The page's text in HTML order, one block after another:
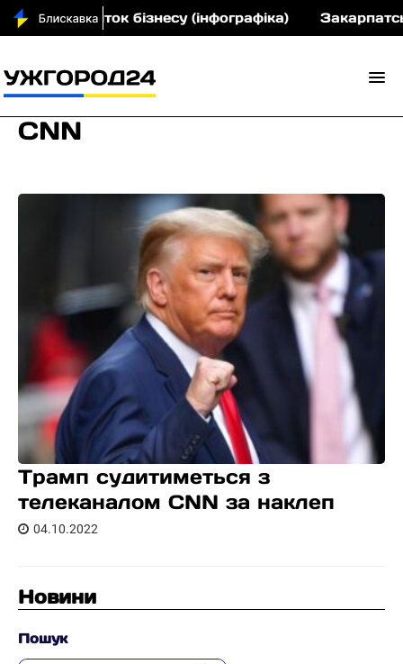
розвиток бізнесу (інфографіка)
CNN
Трамп судитиметься з
телеканалом CNN за наклеп
04.10.2022
Новини
Пошук